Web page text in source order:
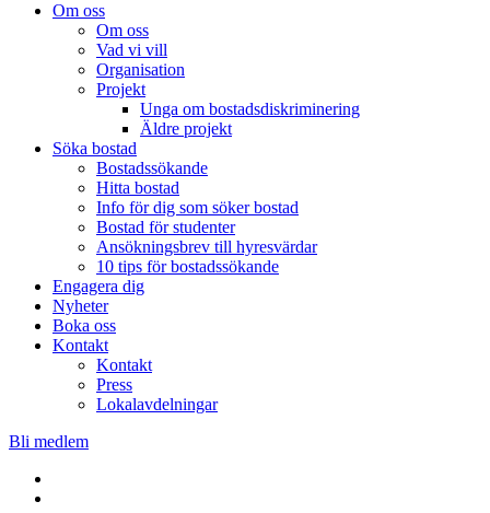
Om oss
Om oss
Vad vi vill
Organisation
Projekt
Unga om bostadsdiskriminering
Äldre projekt
Söka bostad
Bostadssökande
Hitta bostad
Info för dig som söker bostad
Bostad för studenter
Ansökningsbrev till hyresvärdar
10 tips för bostadssökande
Engagera dig
Nyheter
Boka oss
Kontakt
Kontakt
Press
Lokalavdelningar
Bli medlem